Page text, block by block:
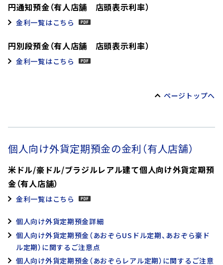
円通知預金（有人店舗 店頭表示利率）
金利一覧はこちら
円別段預金（有人店舗 店頭表示利率）
金利一覧はこちら
ページトップへ
個人向け外貨定期預金の金利（有人店舗）
米ドル/豪ドル/ブラジルレアル建て個人向け外貨定期預
金（有人店舗）
金利一覧はこちら
個人向け外貨定期預金詳細
個人向け外貨定期預金（あおぞらUSドル定期、あおぞら豪ド
ル定期）に関するご注意点
個人向け外貨定期預金（あおぞらレアル定期）に関するご注意